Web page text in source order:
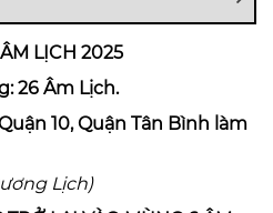
LỊCH 2025
26 Âm Lịch.
10, Quận Tân Bình làm
Lịch)